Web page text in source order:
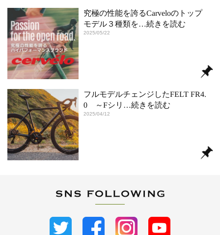
究極の性能を誇るCarveloのトップ
モデル３種類を…続きを読む
2025/05/22
フルモデルチェンジしたFELT FR4.
0 ～Fシリ …続きを読む
2025/04/12